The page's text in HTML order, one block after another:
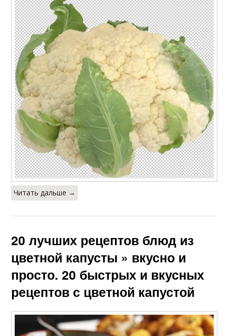
Читать дальше →
20 лучших рецептов блюд из
цветной капусты » вкусно и
просто. 20 быстрых и вкусных
рецептов с цветной капустой